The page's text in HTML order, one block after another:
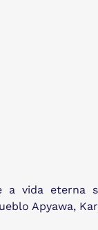
a vida eterna
Apyawa,